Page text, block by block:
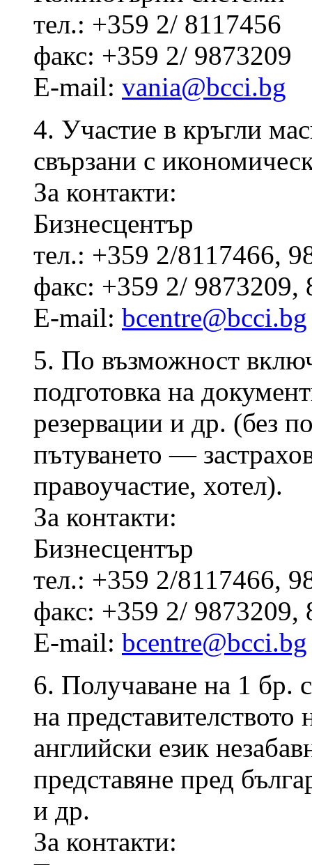
тел.: +359 2/ 8117456
факс: +359 2/ 9873209
E-mail: vania@bcci.bg
4. Участие в кръгли
свързани с
За контакти:
Бизнесцентър
тел.: +359 2/8117466,
факс: +359 2/ 9873209,
E-mail: bcentre@bcci.bg
5. По възможност
подготовка на
резервации и др. (без
пътуването —
правоучастие, хотел).
За контакти:
Бизнесцентър
тел.: +359 2/8117466,
факс: +359 2/ 9873209,
E-mail: bcentre@bcci.bg
6. Получаване на 1 бр.
на
английски език
представяне пред
и др.
За контакти: